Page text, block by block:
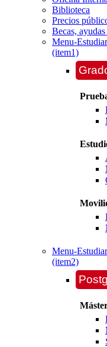
Biblioteca
Precios
Becas,
Menu-
(item1)
Menu-
(item2)